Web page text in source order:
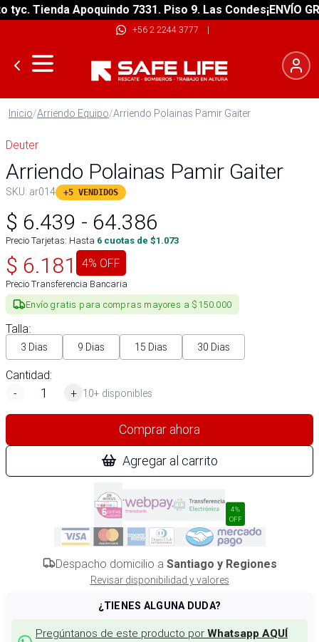
Tienda Apoquindo 7331. Piso 9. Las Condes¡ENVÍO
+56 2 2244 3777 |
Inicio/Arriendo Equipo/Arriendo Polainas Pamir Gaiter
Deuter
Arriendo Polainas Pamir Gaiter
SKU: ar014 +5 VENDIDOS
$ 6.439 - 64.386
Precio Tarjetas: Hasta 6 cuotas de $1.073
$ 6.181 4% OFF
Precio Transferencia Bancaria
Envío gratis para compras mayores a $150.000
Talla:
3 Dias 9 Dias 15 Dias 30 Dias
Cantidad:
-
+ 10+ disponibles
Comprar ahora
Agregar al carrito
4%
OFF
Despacho domicilio a Santiago y Regiones
Revisar disponibilidad y valores
¿TIENES ALGUNA DUDA?
Pregúntanos de este producto por Whatsapp AQUÍ